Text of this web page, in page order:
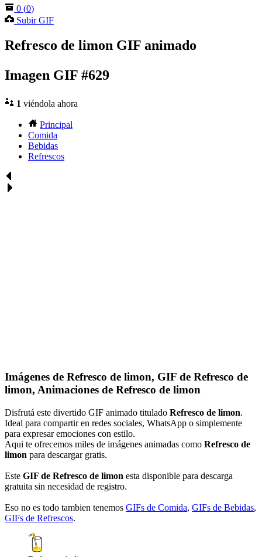
0 (0)
Subir GIF
Refresco de limon GIF animado
Imagen GIF #629
1 viéndola ahora
Principal
Comida
Bebidas
Refrescos
Imágenes de Refresco de limon, GIF de Refresco de
limon, Animaciones de Refresco de limon
Disfrutá este divertido GIF animado titulado Refresco de limon.
Ideal para compartir en redes sociales, WhatsApp o simplemente
para expresar emociones con estilo.
Aqui te ofrecemos miles de imágenes animadas como Refresco de
limon para descargar gratis.
Este GIF de Refresco de limon esta disponible para descarga
gratuita sin necesidad de registro.
Eso no es todo tambien tenemos GIFs de Comida, GIFs de Bebidas,
GIFs de Refrescos.